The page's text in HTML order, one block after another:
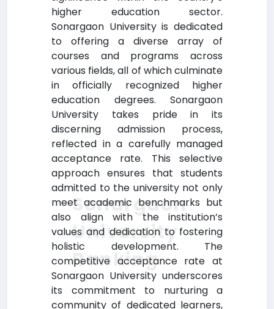
higher education sector.
Sonargaon University is dedicated
to offering a diverse array of
courses and programs across
various fields, all of which culminate
in officially recognized higher
education degrees. Sonargaon
University takes pride in its
discerning admission process,
reflected in a carefully managed
acceptance rate. This selective
approach ensures that students
admitted to the university not only
meet academic benchmarks but
also align with the institution’s
values and dedication to fostering
holistic development. The
competitive acceptance rate at
Sonargaon University underscores
its commitment to nurturing a
community of dedicated learners,
Sonargaon
University
Ranking